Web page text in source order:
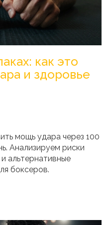
как это
и здоровье
мощь удара через 100
Анализируем риски
альтернативные
боксеров.